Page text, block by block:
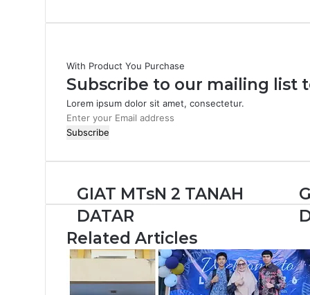
With Product You Purchase
Subscribe to our mailing list
Lorem ipsum dolor sit amet, consectetur.
Enter
your
address
GIAT MTsN 2 TANAH
DATAR
Related Articles